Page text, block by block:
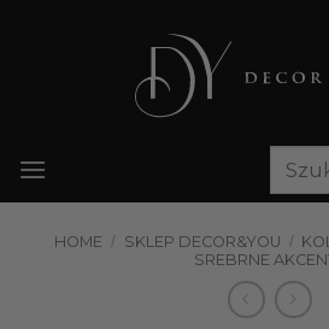
Szukaj:
HOME / SKLEP DECOR&YOU /
SREBRNE